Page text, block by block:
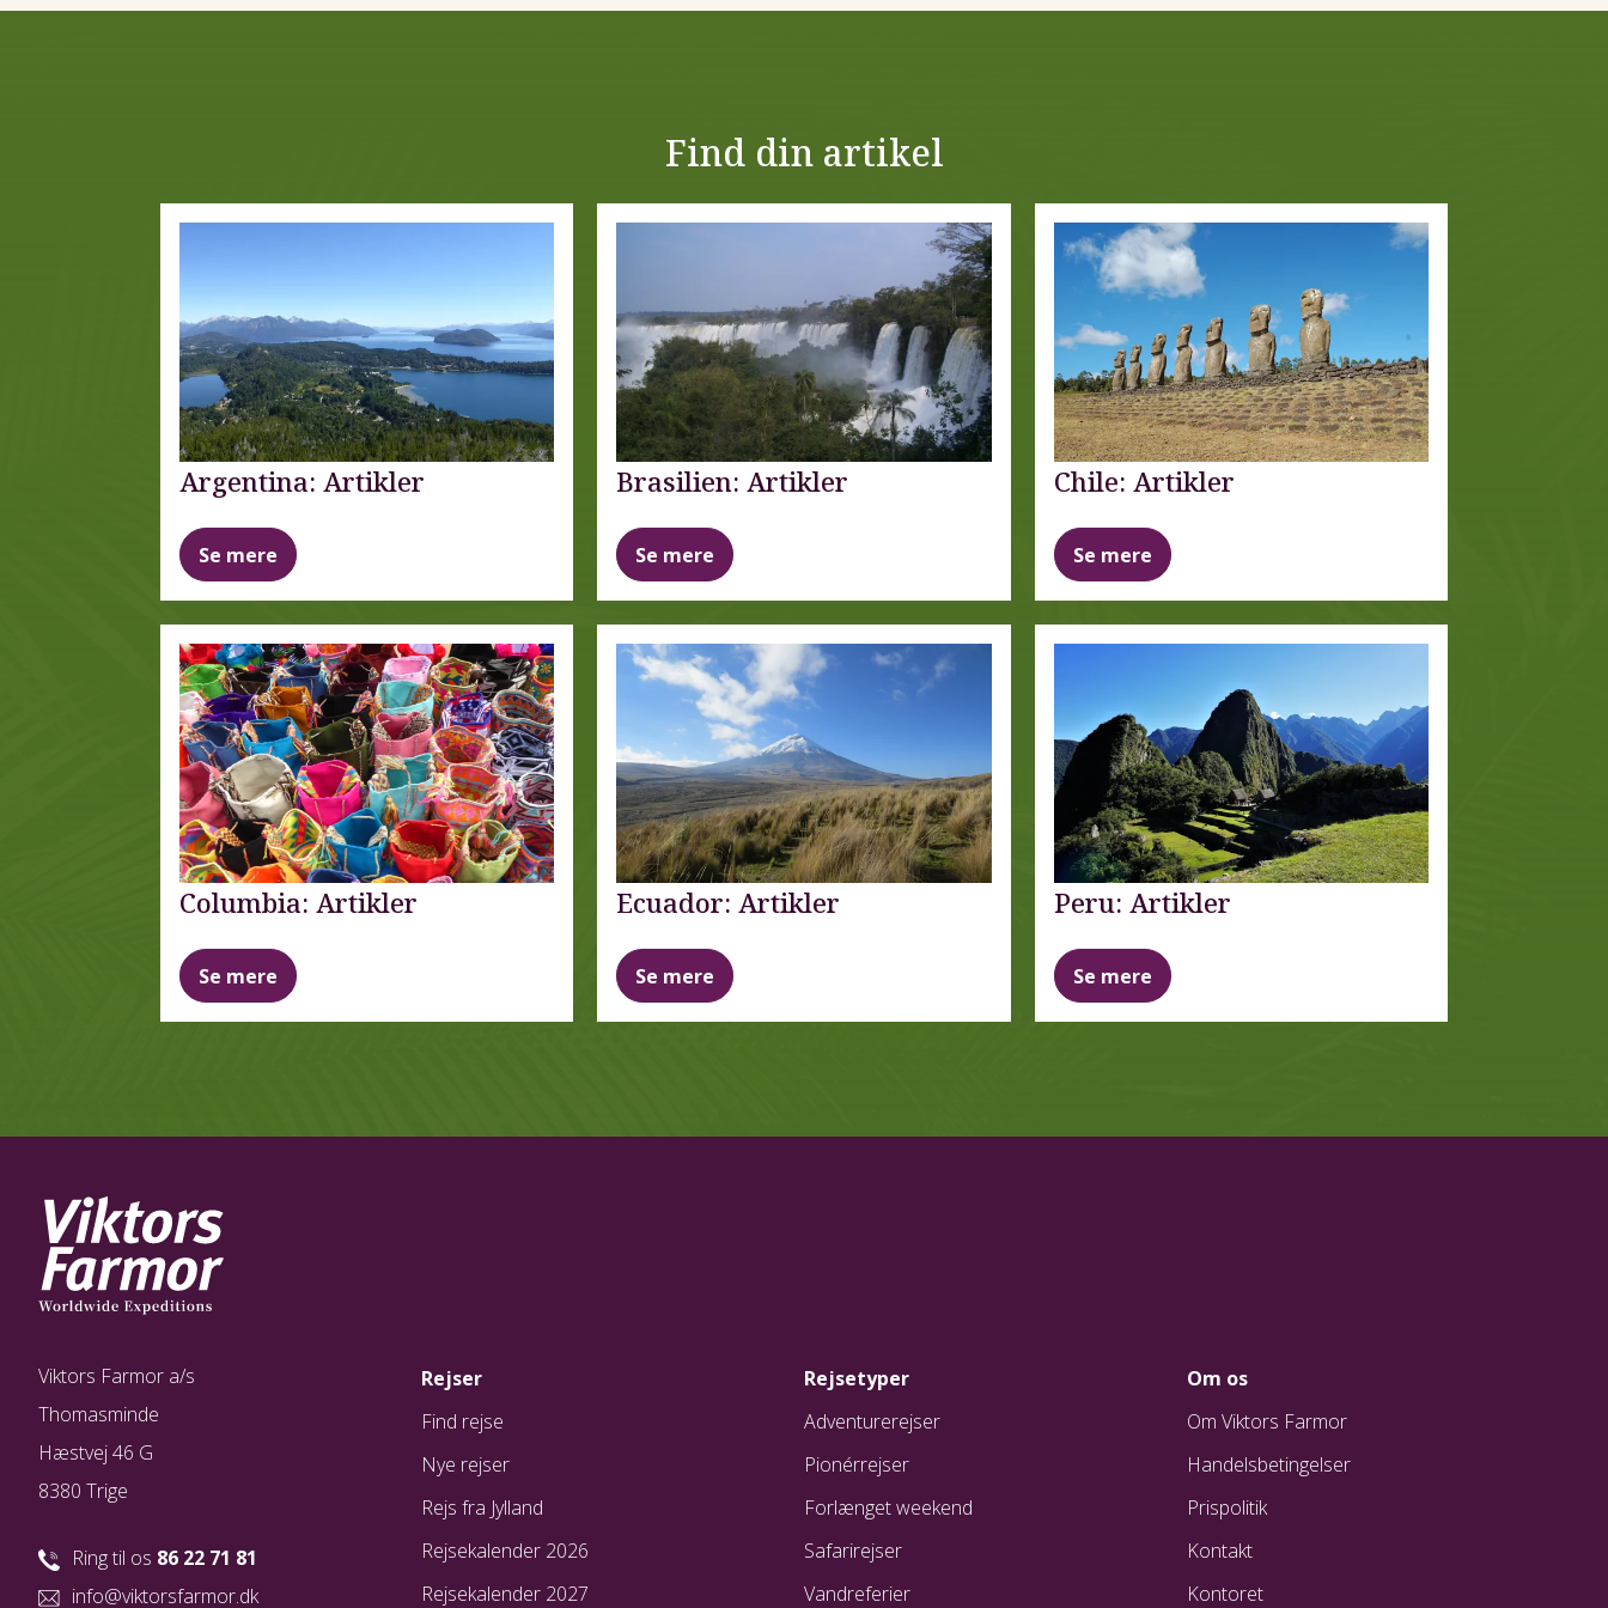
Find din artikel
Argentina: Artikler
Se mere
Brasilien: Artikler
Se mere
Chile: Artikler
Se mere
Columbia: Artikler
Se mere
Ecuador: Artikler
Se mere
Peru: Artikler
Se mere
Viktors Farmor a/s
Thomasminde
Hæstvej 46 G
8380 Trige
Ring til os 86 22 71 81
info@viktorsfarmor.dk
Rejser
Find rejse
Nye rejser
Rejs fra Jylland
Rejsekalender 2026
Rejsekalender 2027
Rejsetyper
Adventurerejser
Pionérrejser
Forlænget weekend
Safarirejser
Vandreferier
Om os
Om Viktors Farmor
Handelsbetingelser
Prispolitik
Kontakt
Kontoret